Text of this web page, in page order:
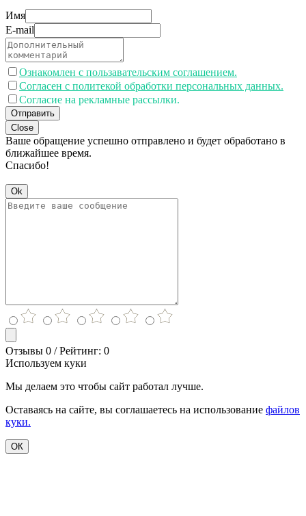
Имя
E-mail
Ознакомлен с пользавательским соглашением.
Согласен с политекой обработки персональных данных.
Согласие на рекламные рассылки.
Отправить
Close
Ваше обращение успешно отправлено и будет обработано в
ближайшее время.
Спасибо!
Ok
Отзывы 0 / Рейтинг: 0
Используем куки
Мы делаем это чтобы сайт работал лучше.
Оставаясь на сайте, вы соглашаетесь на использование файлов
куки.
ОК